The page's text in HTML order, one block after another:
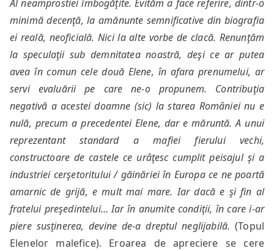
Al neamprostiei îmbogăţite. Evităm a face referire, dintr-o
minimă decenţă, la amănunte semnificative din biografia
ei reală, neoficială. Nici la alte vorbe de clacă. Renunţăm
la speculaţii sub demnitatea noastră, deşi ce ar putea
avea în comun cele două Elene, în afara prenumelui, ar
servi evaluării pe care ne-o propunem. Contribuţia
negativă a acestei doamne (sic) la starea României nu e
nulă, precum a precedentei Elene, dar e măruntă. A unui
reprezentant standard a mafiei fierului vechi,
constructoare de castele ce urâţesc cumplit peisajul şi a
industriei cerşetoritului / găinăriei în Europa ce ne poartă
amarnic de grijă, e mult mai mare. Iar dacă e şi fin al
fratelui preşedintelui… Iar în anumite condiţii, în care i-ar
piere susţinerea, devine de-a dreptul neglijabilă.(Topul
Elenelor malefice). Eroarea de apreciere se cere